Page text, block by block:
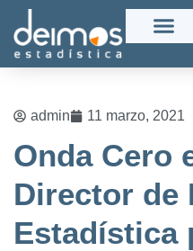
admin 11 marzo, 2021
Onda Cero
Director de
Estadística